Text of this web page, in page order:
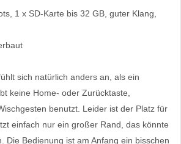
1 x SD-Karte bis 32 GB, guter Klang,
sich natürlich anders an, als ein
keine Home- oder Zurücktaste,
benutzt. Leider ist der Platz für
einfach nur ein großer Rand, das könnte
Die Bedienung ist am Anfang ein bisschen